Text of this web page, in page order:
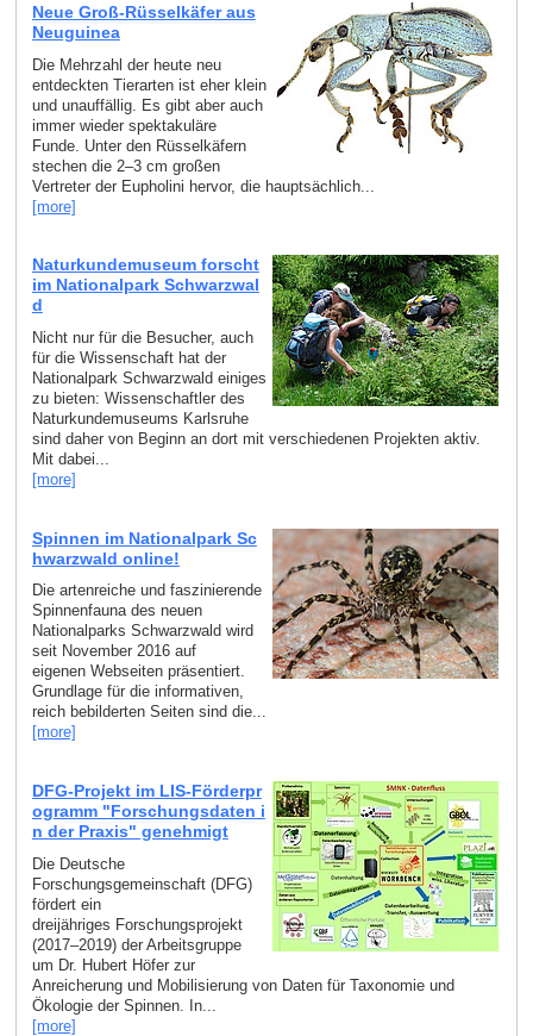
Neue Groß-Rüsselkäfer aus
Neuguinea
Die Mehrzahl der heute neu
entdeckten Tierarten ist eher klein
und unauffällig. Es gibt aber auch
immer wieder spektakuläre
Funde. Unter den Rüsselkäfern
stechen die 2–3 cm großen
Vertreter der Eupholini hervor, die hauptsächlich...
[more]
Naturkundemuseum forscht
im Nationalpark Schwarzwal
d
Nicht nur für die Besucher, auch
für die Wissenschaft hat der
Nationalpark Schwarzwald einiges
zu bieten: Wissenschaftler des
Naturkundemuseums Karlsruhe
sind daher von Beginn an dort mit verschiedenen Projekten aktiv.
Mit dabei...
[more]
Spinnen im Nationalpark Sc
hwarzwald online!
Die artenreiche und faszinierende
Spinnenfauna des neuen
Nationalparks Schwarzwald wird
seit November 2016 auf
eigenen Webseiten präsentiert.
Grundlage für die informativen,
reich bebilderten Seiten sind die...
[more]
DFG-Projekt im LIS-Förderpr
ogramm "Forschungsdaten i
n der Praxis" genehmigt
Die Deutsche
Forschungsgemeinschaft (DFG)
fördert ein
dreijähriges Forschungsprojekt
(2017–2019) der Arbeitsgruppe
um Dr. Hubert Höfer zur
Anreicherung und Mobilisierung von Daten für Taxonomie und
Ökologie der Spinnen. In...
[more]